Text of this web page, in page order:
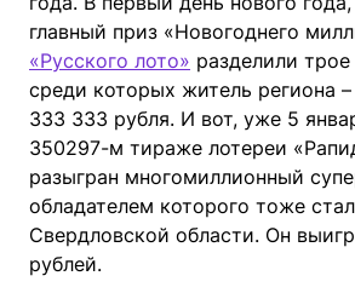
главный приз «Новогоднего
«Русского лото» разделили
среди которых житель региона
333 333 рубля. И вот, уже 5
350297-м тираже лотереи
разыгран многомиллионный
обладателем которого тоже
Свердловской области. Он
рублей.